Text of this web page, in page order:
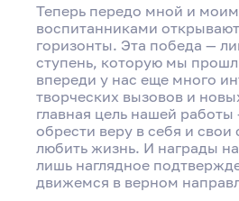
Теперь передо мной и
воспитанниками
горизонты. Эта победа —
ступень, которую мы
впереди у нас еще много
творческих вызовов и
главная цель нашей
обрести веру в себя и свои
любить жизнь. И награды
лишь наглядное
движемся в верном